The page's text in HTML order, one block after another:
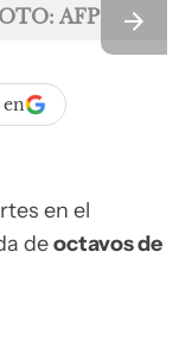
AFP
en
en el
deoctavos de